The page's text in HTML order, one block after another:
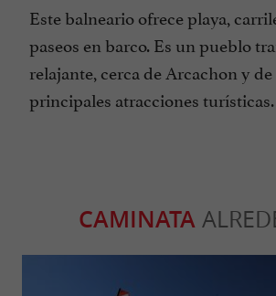
Este balneario ofrece playa,
paseos en barco. Es un pueblo
relajante, cerca de Arcachon y de
principales atracciones turísticas.
CAMINATA